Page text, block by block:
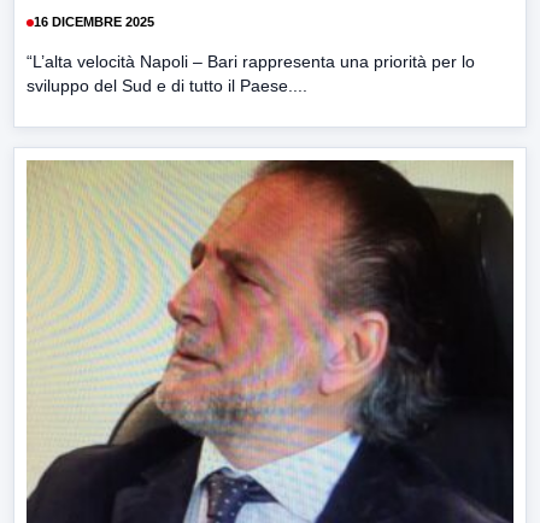
16 DICEMBRE 2025
“L’alta velocità Napoli – Bari rappresenta una priorità per lo
sviluppo del Sud e di tutto il Paese....